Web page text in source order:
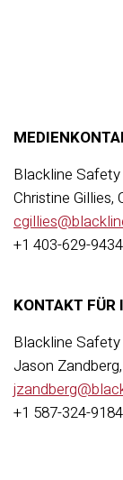
Blackline Safety
Christine
+1 403-629-9434
KONTAKT FÜR
Blackline Safety
Jason
+1 587-324-9184